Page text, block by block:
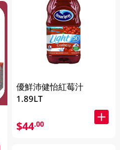
優鮮沛健怡紅莓汁
1.89LT
$44.00